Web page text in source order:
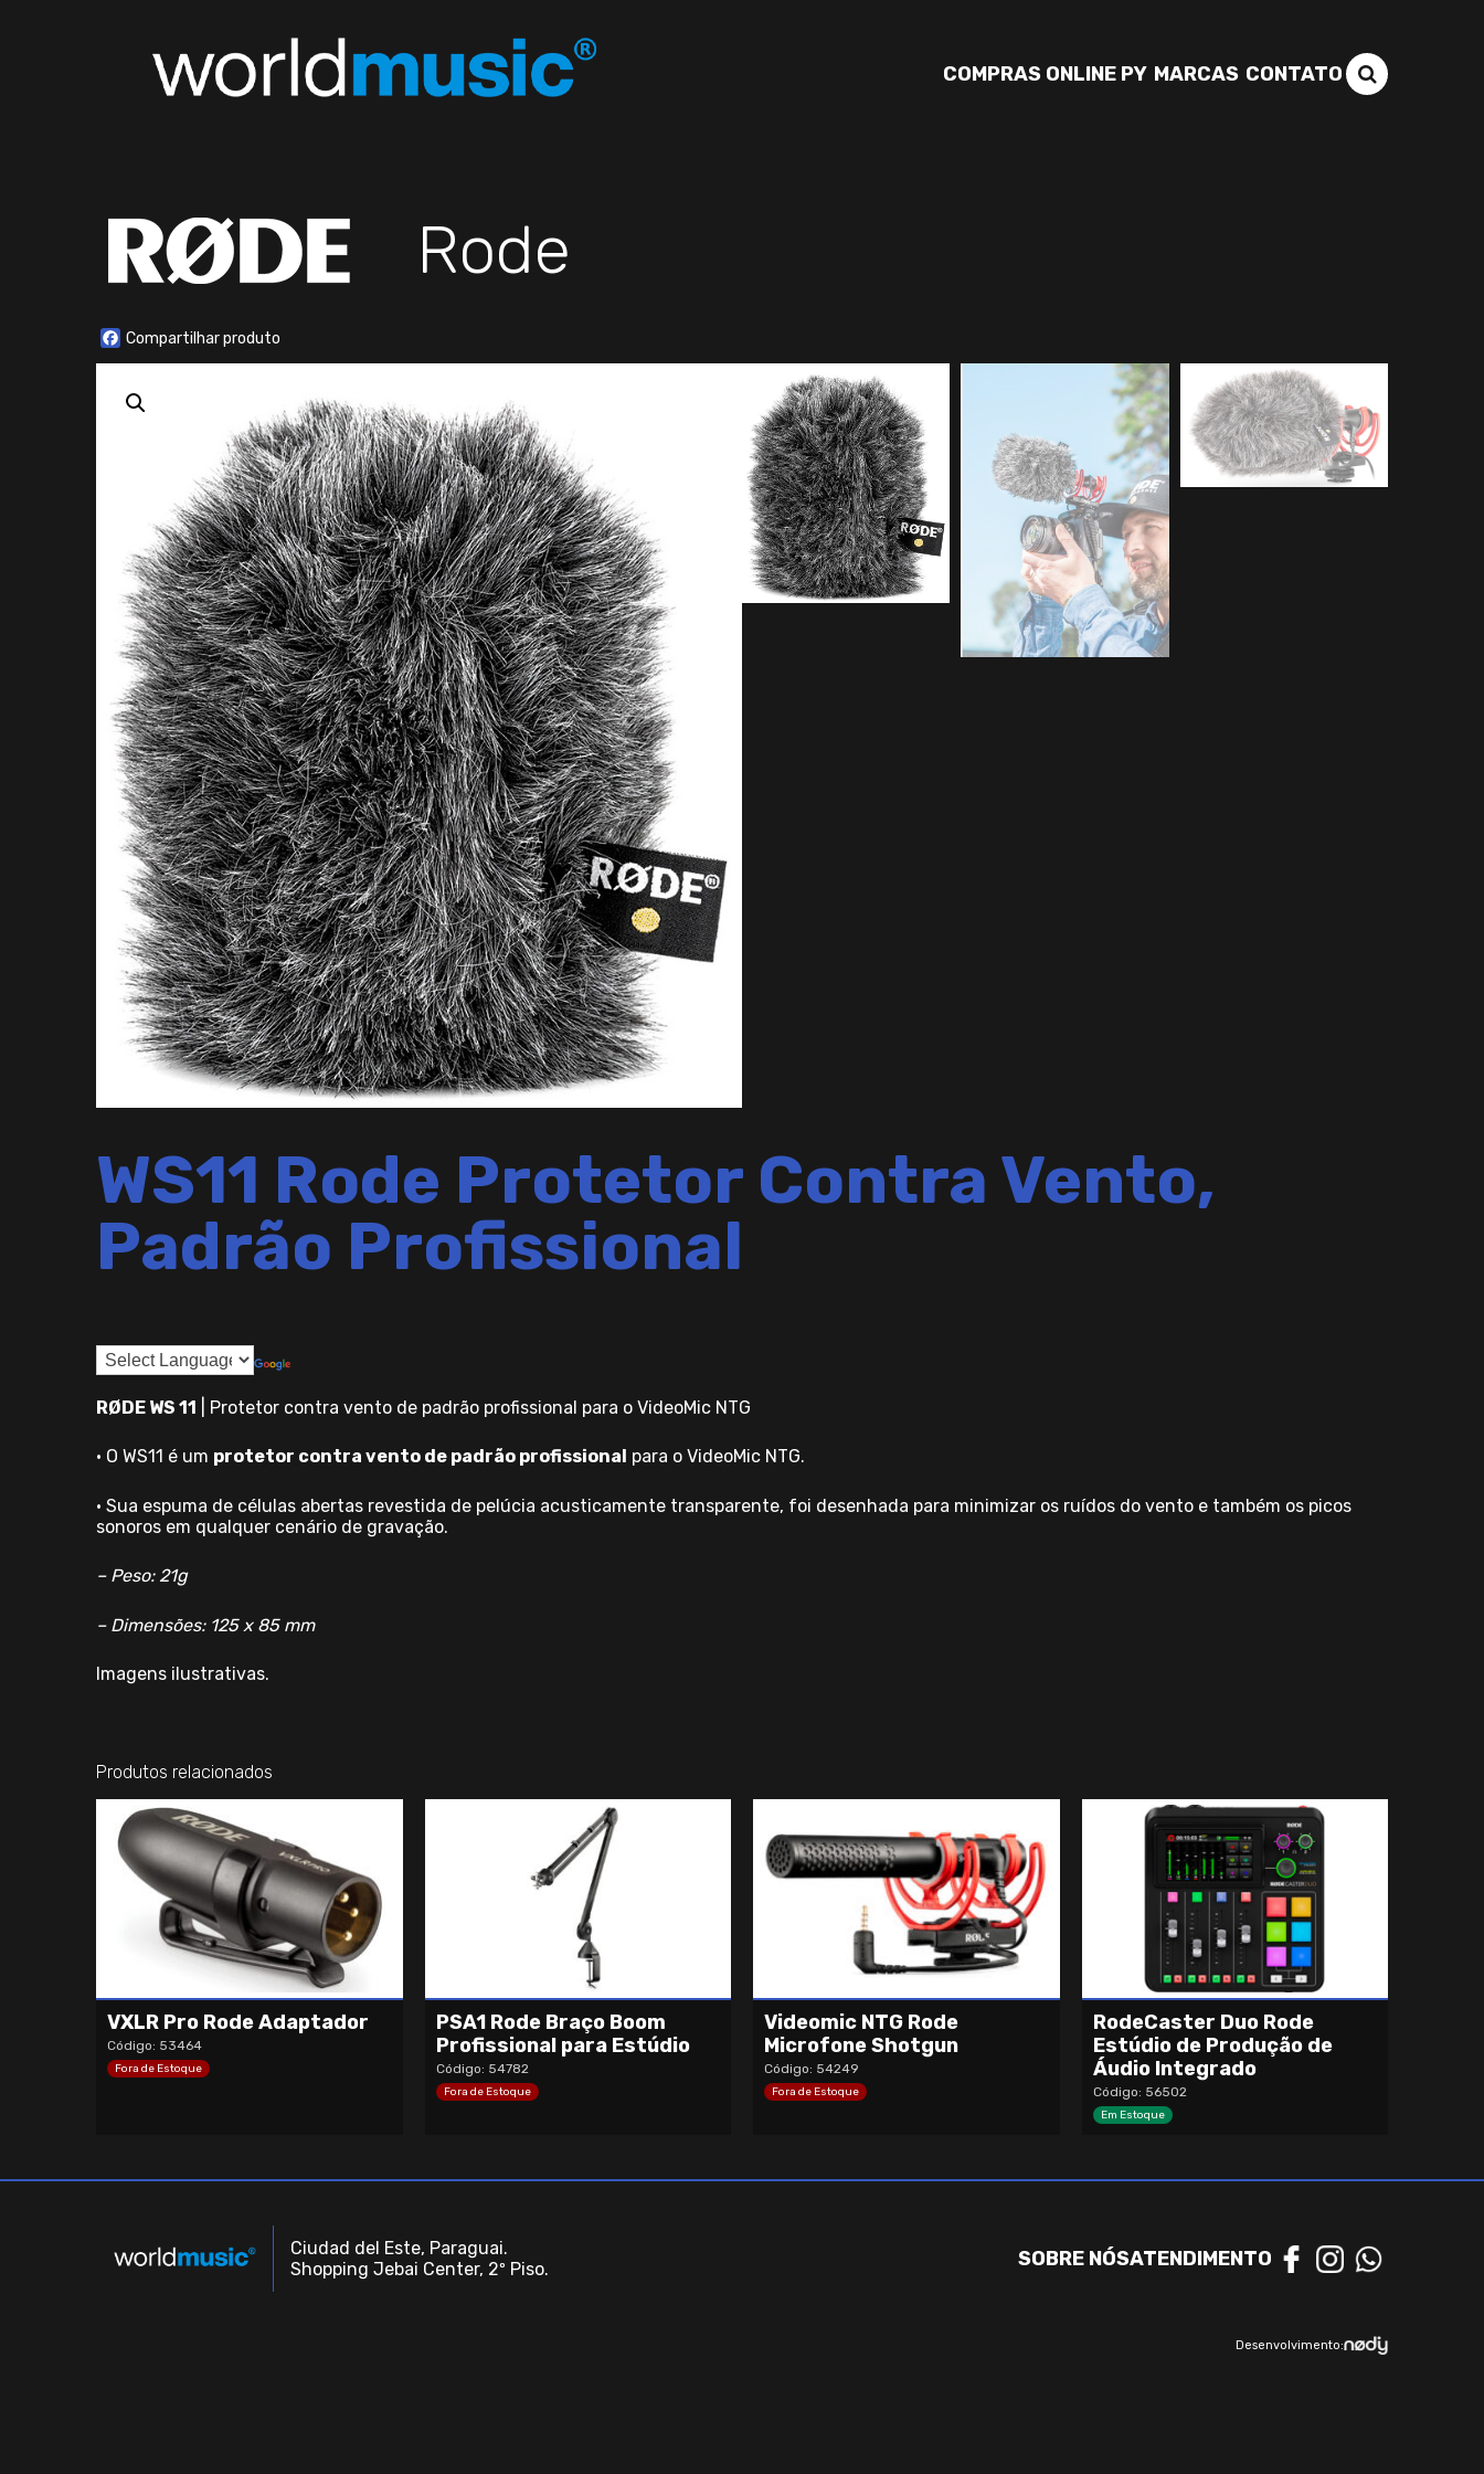
COMPRAS ONLINE PY MARCAS CONTATO
Rode
Facebook
WS11 Rode Protetor Contra Vento,
Padrão Profissional
RØDE WS 11 | Protetor contra vento de padrão profissional para o VideoMic NTG
• O WS11 é um protetor contra vento de padrão profissional para o VideoMic NTG.
• Sua espuma de células abertas revestida de pelúcia acusticamente transparente, foi desenhada para minimizar os ruídos do vento e também os picos
sonoros em qualquer cenário de gravação.
– Peso: 21g
– Dimensões: 125 x 85 mm
Imagens ilustrativas.
Produtos relacionados
VXLR Pro Rode Adaptador
Código: 53464
Fora de Estoque
PSA1 Rode Braço Boom
Profissional para Estúdio
Código: 54782
Fora de Estoque
Videomic NTG Rode
Microfone Shotgun
Código: 54249
Fora de Estoque
RodeCaster Duo Rode
Estúdio de Produção de
Áudio Integrado
Código: 56502
Em Estoque
Ciudad del Este, Paraguai.
Shopping Jebai Center, 2º Piso.
SOBRE NÓSATENDIMENTO
Desenvolvimento: